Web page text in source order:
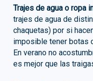
Trajes de agua o ropa
trajes de agua de
chaquetas) por si
imposible tener botas
En verano no
es mejor que las